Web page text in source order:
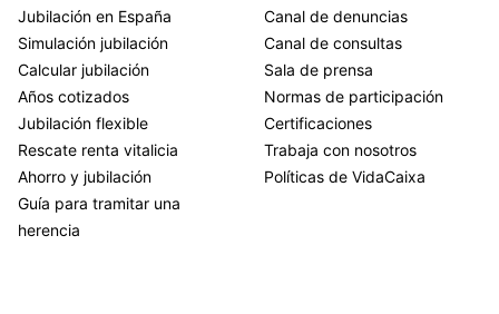
Jubilación en España
Simulación jubilación
Calcular jubilación
Años cotizados
Jubilación flexible
Rescate renta vitalicia
Ahorro y jubilación
Guía para tramitar una
herencia
Canal de denuncias
Canal de consultas
Sala de prensa
Normas de participación
Certificaciones
Trabaja con nosotros
Políticas de VidaCaixa